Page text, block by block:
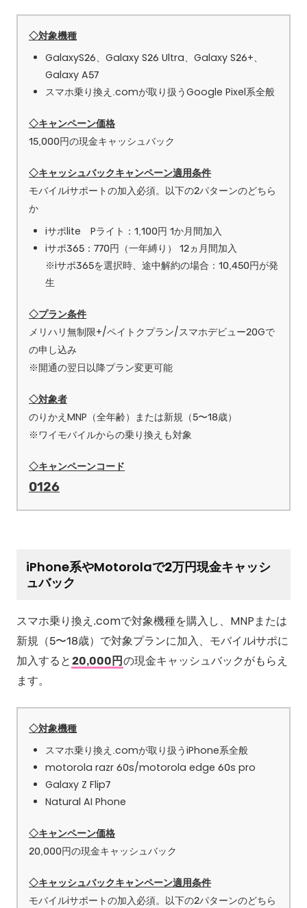
◇対象機種
GalaxyS26、Galaxy S26 Ultra、Galaxy S26+、
Galaxy A57
スマホ乗り換え.comが取り扱うGoogle Pixel系全般
◇キャンペーン価格
15,000円の現金キャッシュバック
◇キャッシュバックキャンペーン適用条件
モバイルiサポートの加入必須。以下の2パターンのどちら
か
iサポlite Pライト：1,100円 1か月間加入
iサポ365：770円（一年縛り） 12ヵ月間加入
※iサポ365を選択時、途中解約の場合：10,450円が発
生
◇プラン条件
メリハリ無制限+/ペイトクプラン/スマホデビュー20Gで
の申し込み
※開通の翌日以降プラン変更可能
◇対象者
のりかえMNP（全年齢）または新規（5〜18歳）
※ワイモバイルからの乗り換えも対象
◇キャンペーンコード
0126
iPhone系やMotorolaで2万円現金キャッシ
ュバック
スマホ乗り換え.comで対象機種を購入し、MNPまたは
新規（5〜18歳）で対象プランに加入、モバイルiサポに
加入すると20,000円の現金キャッシュバックがもらえ
ます。
◇対象機種
スマホ乗り換え.comが取り扱うiPhone系全般
motorola razr 60s/motorola edge 60s pro
Galaxy Z Flip7
Natural AI Phone
◇キャンペーン価格
20,000円の現金キャッシュバック
◇キャッシュバックキャンペーン適用条件
モバイルiサポートの加入必須。以下の2パターンのどちら